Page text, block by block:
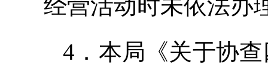
经营活动时未依法办
4．本局《关于协